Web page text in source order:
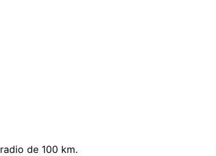
de 100 km.